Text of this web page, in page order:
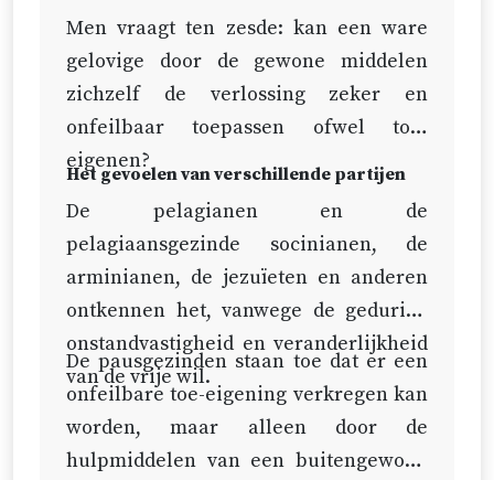
Men vraagt ten zesde: kan een ware
gelovige door de gewone middelen
zichzelf de verlossing zeker en
onfeilbaar toepassen ofwel toe-
eigenen?
Het gevoelen van verschillende partijen
De pelagianen en de
pelagiaansgezinde socinianen, de
arminianen, de jezuïeten en anderen
ontkennen het, vanwege de gedurige
onstandvastigheid en veranderlijkheid
van de vrije wil.
De pausgezinden staan toe dat er een
onfeilbare toe-eigening verkregen kan
worden, maar alleen door de
hulpmiddelen van een buitengewone